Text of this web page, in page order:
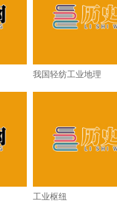
我国轻纺工业地理
工业枢纽